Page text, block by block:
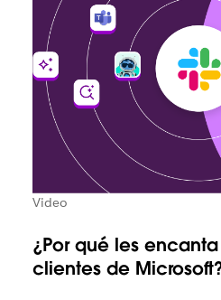
Video
¿Por qué les
clientes de